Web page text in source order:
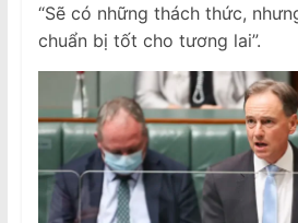
“Sẽ có những thách thức,
chuẩn bị tốt cho tương lai”.